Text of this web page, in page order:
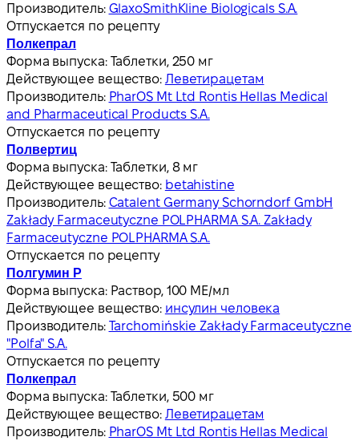
Производитель: GlaxoSmithKline Biologicals S.A.
Отпускается по рецепту
Полкепрал
Форма выпуска: Таблетки, 250 мг
Действующее вещество: Леветирацетам
Производитель: PharOS Mt Ltd Rontis Hellas Medical
and Pharmaceutical Products S.A.
Отпускается по рецепту
Полвертиц
Форма выпуска: Таблетки, 8 мг
Действующее вещество: betahistine
Производитель: Catalent Germany Schorndorf GmbH
Zakłady Farmaceutyczne POLPHARMA S.A. Zakłady
Farmaceutyczne POLPHARMA S.A.
Отпускается по рецепту
Полгумин Р
Форма выпуска: Раствор, 100 МЕ/мл
Действующее вещество: инсулин человека
Производитель: Tarchomińskie Zakłady Farmaceutyczne
"Polfa" S.A.
Отпускается по рецепту
Полкепрал
Форма выпуска: Таблетки, 500 мг
Действующее вещество: Леветирацетам
Производитель: PharOS Mt Ltd Rontis Hellas Medical